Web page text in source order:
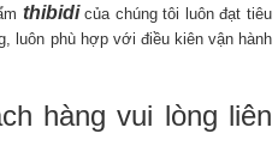
thibidicủa chúng tôi luôn đạt tiêu
luôn phù hợp với điều kiên vận hành
hàng vui lòng liên